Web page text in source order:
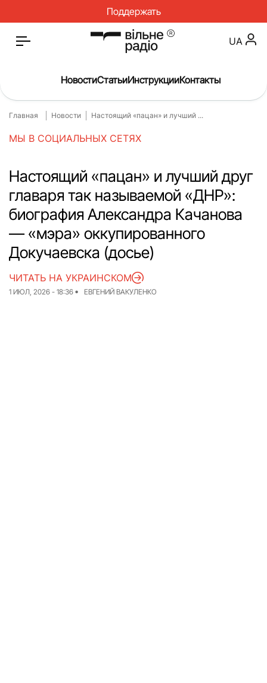
Поддержать
Главная
Новости
О нас
Инструкции
Спорт
Интервью
Досье
Репортаж
Проекты
Команда
Авторы
UA
НовостиСтатьиИнструкцииКонтакты
Главная Новости Настоящий «пацан» и лучший ...
МЫ В СОЦИАЛЬНЫХ СЕТЯХ
Настоящий «пацан» и лучший друг
главаря так называемой «ДНР»:
биография Александра Качанова
— «мэра» оккупированного
Докучаевска (досье)
1 ИЮЛ, 2026 - 18:36 ЕВГЕНИЙ ВАКУЛЕНКО
ЧИТАТЬ НА УКРАИНСКОМ